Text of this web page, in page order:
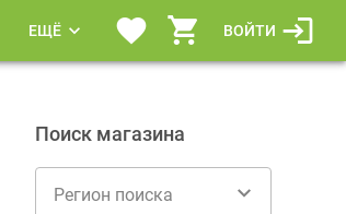
ЕЩЁ ВОЙТИ
Поиск магазина
Регион поиска